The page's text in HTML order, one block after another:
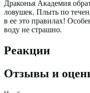
Драконья Академия
ловушек. Плыть по
в ее это правилах!
воду не страшно.
Реакции
Отзывы и